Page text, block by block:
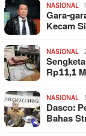
NASIONAL
Gara-
Kecam
NASIONAL
Rp11,1
NASIONAL
Dasco:
Bahas